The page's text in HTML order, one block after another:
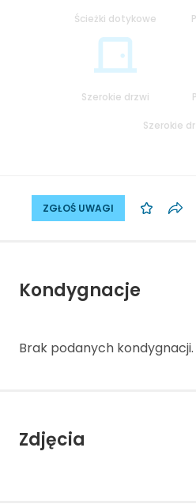
Ścieżki dotykowe
Szerokie drzwi
Szerokie
ZGŁOŚ UWAGI
Kondygnacje
Brak podanych kondygnacji.
Zdjęcia